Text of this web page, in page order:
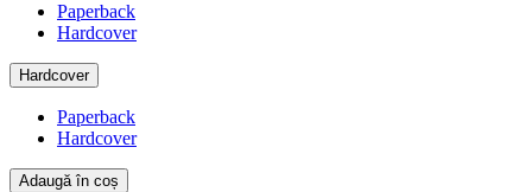
Paperback
Hardcover
Hardcover
Paperback
Hardcover
Adaugă în coș